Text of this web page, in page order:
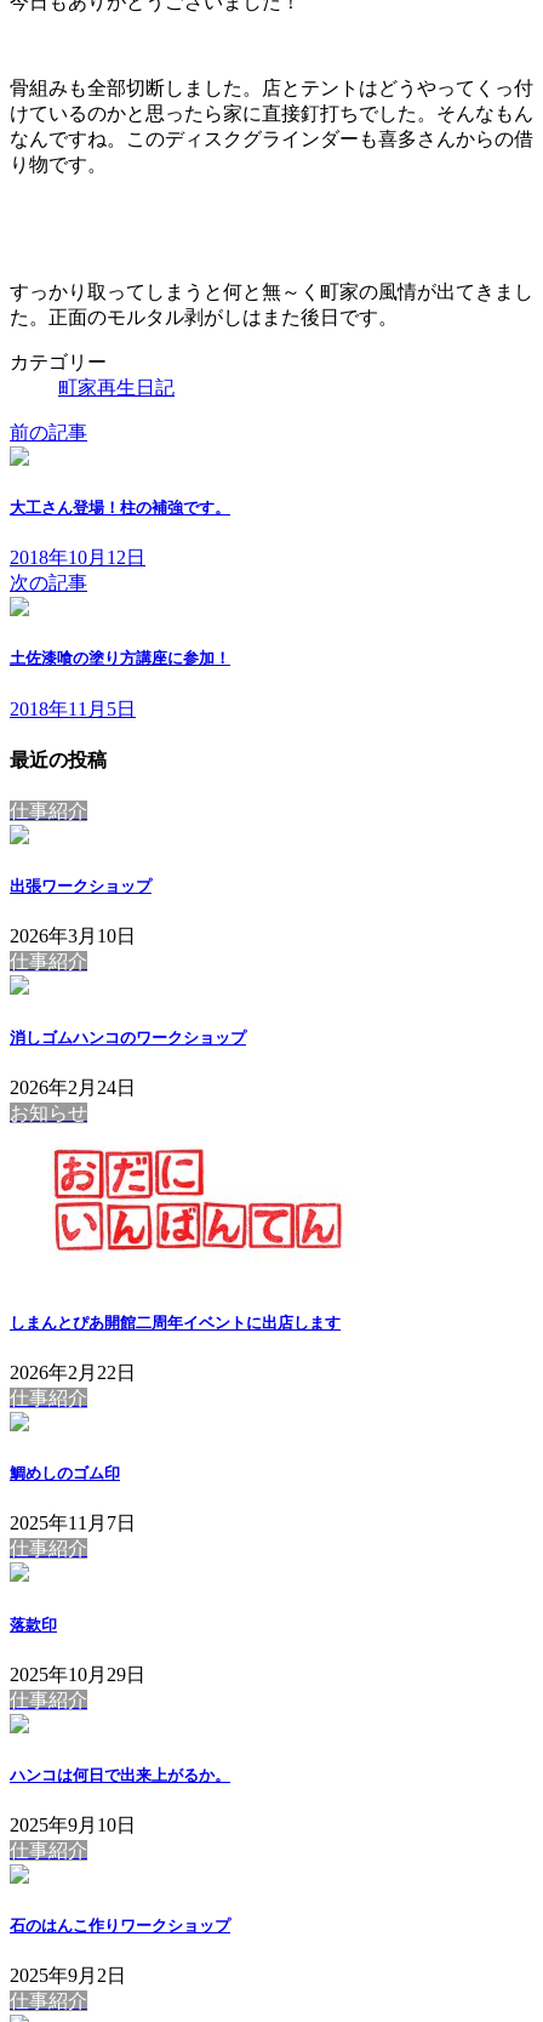
骨組みも全部切断しました。店とテントはどうやってくっ付
けているのかと思ったら家に直接釘打ちでした。そんなもん
なんですね。このディスクグラインダーも喜多さんからの借
り物です。
すっかり取ってしまうと何と無～く町家の風情が出てきまし
た。正面のモルタル剥がしはまた後日です。
カテゴリー
町家再生日記
前の記事
大工さん登場！柱の補強です。
2018年10月12日
次の記事
土佐漆喰の塗り方講座に参加！
2018年11月5日
最近の投稿
仕事紹介
出張ワークショップ
2026年3月10日
仕事紹介
消しゴムハンコのワークショップ
2026年2月24日
お知らせ
しまんとぴあ開館二周年イベントに出店します
2026年2月22日
仕事紹介
鯛めしのゴム印
2025年11月7日
仕事紹介
落款印
2025年10月29日
仕事紹介
ハンコは何日で出来上がるか。
2025年9月10日
仕事紹介
石のはんこ作りワークショップ
2025年9月2日
仕事紹介